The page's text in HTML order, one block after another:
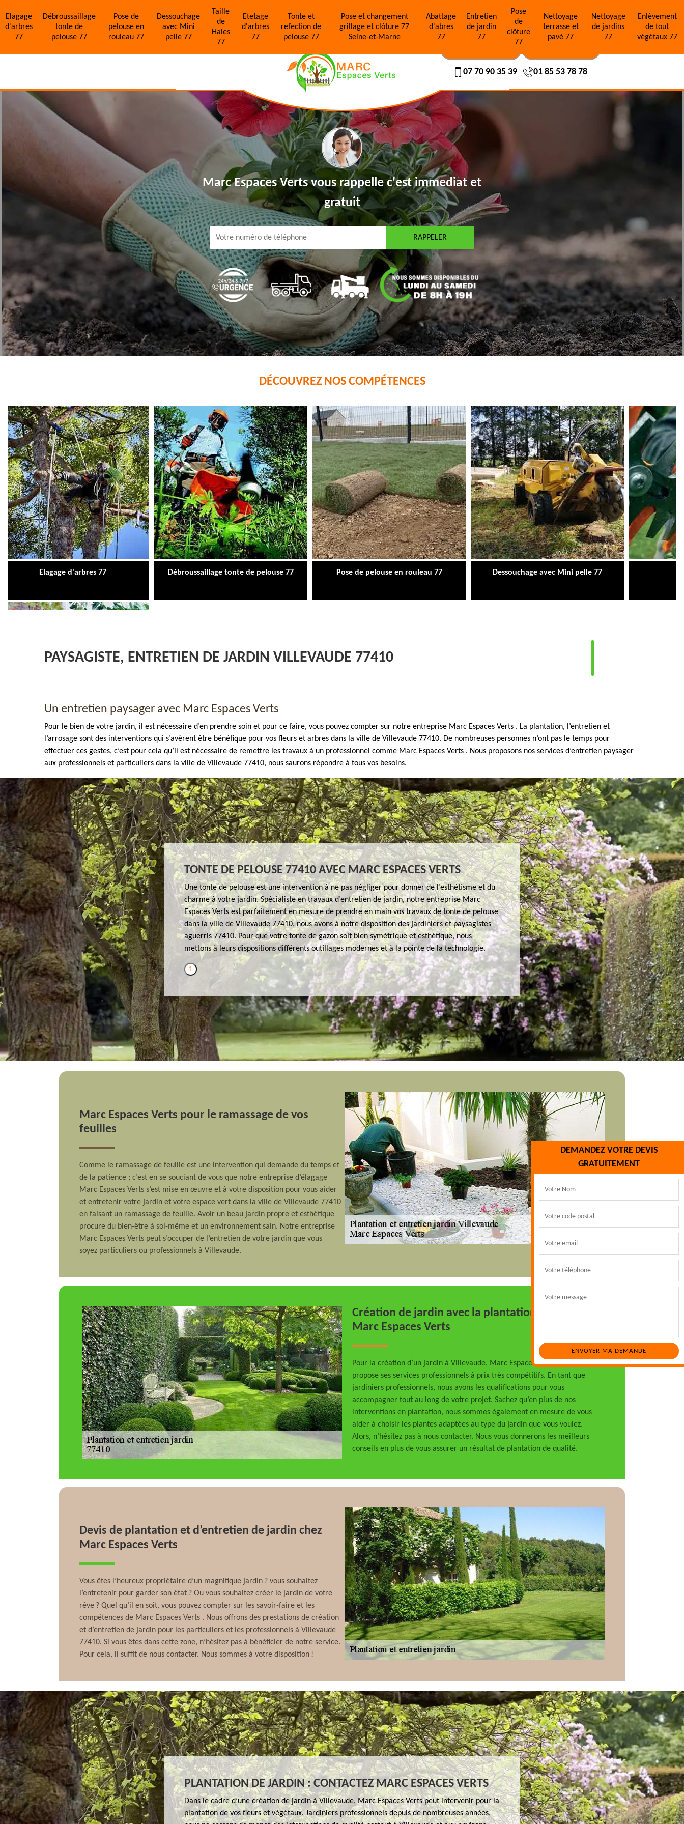
Elagage
d'arbres
77
Débroussaillage
tonte de
pelouse 77
Pose de
pelouse en
rouleau 77
Dessouchage
avec Mini
pelle 77
Taille
de
Haies
77
Etetage
d'arbres
77
Tonte et
refection de
pelouse 77
Pose et changement
grillage et clôture 77
Seine-et-Marne
Abattage
d'abres
77
Entretien
de jardin
77
Pose
de
clôture
77
Nettoyage
terrasse et
pavé 77
Nettoyage
de jardins
77
Enlèvement
de tout
végétaux 77
NOS RÉALISATIONS NOUS CONTACTER
07 70 90 35 39 01 85 53 78 78
Marc Espaces Verts vous rappelle c'est immediat et
gratuit
DÉCOUVREZ NOS COMPÉTENCES
Elagage d'arbres 77 Débroussaillage tonte de pelouse 77 Pose de pelouse en rouleau 77 Dessouchage avec Mini pelle 77
Enlèvement de tout végétaux 77
DEMANDEZ VOTRE DEVIS
GRATUITEMENT
PAYSAGISTE, ENTRETIEN DE JARDIN VILLEVAUDE 77410
Un entretien paysager avec Marc Espaces Verts
Pour le bien de votre jardin, il est nécessaire d’en prendre soin et pour ce faire, vous pouvez compter sur notre entreprise Marc Espaces Verts . La plantation, l’entretien et
l’arrosage sont des interventions qui s’avèrent être bénéfique pour vos fleurs et arbres dans la ville de Villevaude 77410. De nombreuses personnes n’ont pas le temps pour
effectuer ces gestes, c’est pour cela qu’il est nécessaire de remettre les travaux à un professionnel comme Marc Espaces Verts . Nous proposons nos services d’entretien paysager
aux professionnels et particuliers dans la ville de Villevaude 77410, nous saurons répondre à tous vos besoins.
TONTE DE PELOUSE 77410 AVEC MARC ESPACES VERTS
Une tonte de pelouse est une intervention à ne pas négliger pour donner de l’esthétisme et du
charme à votre jardin. Spécialiste en travaux d’entretien de jardin, notre entreprise Marc
Espaces Verts est parfaitement en mesure de prendre en main vos travaux de tonte de pelouse
dans la ville de Villevaude 77410, nous avons à notre disposition des jardiniers et paysagistes
aguerris 77410. Pour que votre tonte de gazon soit bien symétrique et esthétique, nous
mettons à leurs dispositions différents outillages modernes et à la pointe de la technologie.
1
Marc Espaces Verts pour le ramassage de vos
feuilles
Comme le ramassage de feuille est une intervention qui demande du temps et
de la patience ; c’est en se souciant de vous que notre entreprise d’élagage
Marc Espaces Verts s’est mise en œuvre et à votre disposition pour vous aider
et entretenir votre jardin et votre espace vert dans la ville de Villevaude 77410
en faisant un ramassage de feuille. Avoir un beau jardin propre et esthétique
procure du bien-être à soi-même et un environnement sain. Notre entreprise
Marc Espaces Verts peut s’occuper de l’entretien de votre jardin que vous
soyez particuliers ou professionnels à Villevaude.
Création de jardin avec la plantation faite par
Marc Espaces Verts
Pour la création d’un jardin à Villevaude, Marc Espaces Verts vous
propose ses services professionnels à prix très compétitifs. En tant que
jardiniers professionnels, nous avons les qualifications pour vous
accompagner tout au long de votre projet. Sachez qu’en plus de nos
interventions en plantation, nous sommes également en mesure de vous
aider à choisir les plantes adaptées au type du jardin que vous voulez.
Alors, n’hésitez pas à nous contacter. Nous vous donnerons les meilleurs
conseils en plus de vous assurer un résultat de plantation de qualité.
Devis de plantation et d’entretien de jardin chez
Marc Espaces Verts
Vous êtes l’heureux propriétaire d’un magnifique jardin ? vous souhaitez
l’entretenir pour garder son état ? Ou vous souhaitez créer le jardin de votre
rêve ? Quel qu’il en soit, vous pouvez compter sur les savoir-faire et les
compétences de Marc Espaces Verts . Nous offrons des prestations de création
et d’entretien de jardin pour les particuliers et les professionnels à Villevaude
77410. Si vous êtes dans cette zone, n’hésitez pas à bénéficier de notre service.
Pour cela, il suffit de nous contacter. Nous sommes à votre disposition !
PLANTATION DE JARDIN : CONTACTEZ MARC ESPACES VERTS
Dans le cadre d’une création de jardin à Villevaude, Marc Espaces Verts peut intervenir pour la
plantation de vos fleurs et végétaux. Jardiniers professionnels depuis de nombreuses années,